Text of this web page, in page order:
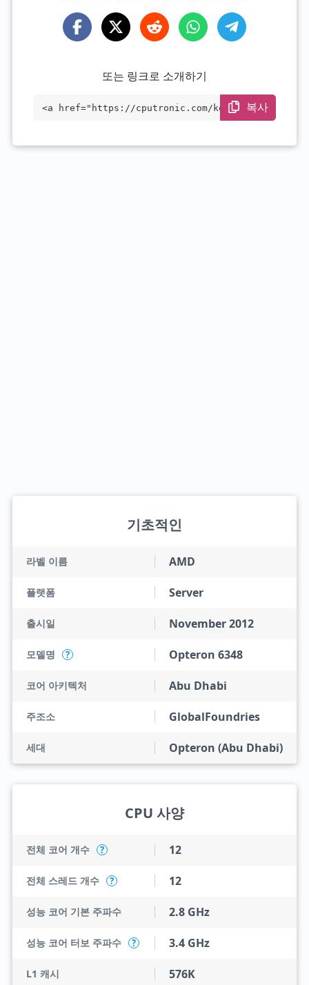
또는 링크로 소개하기
<a href="https://cputronic.com/ko/cpu/am
복사
기초적인
라벨 이름 AMD
플랫폼 Server
출시일 November 2012
모델명 ? Opteron 6348
코어 아키텍처 Abu Dhabi
주조소 GlobalFoundries
세대 Opteron (Abu Dhabi)
CPU 사양
전체 코어 개수 ? 12
전체 스레드 개수 ? 12
성능 코어 기본 주파수 2.8 GHz
성능 코어 터보 주파수 ? 3.4 GHz
L1 캐시 576K